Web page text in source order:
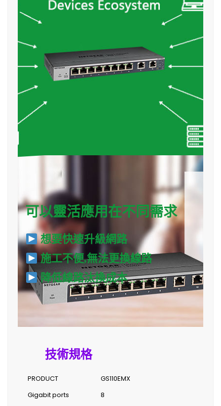
可以靈活應用在不同需求
想要快速升級網路
施工不便,無法更換線路
降低線路汰換成本
技術規格
PRODUCT
GS110EMX
Gigabit ports
8